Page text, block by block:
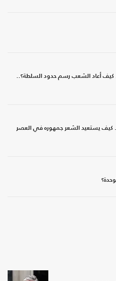
كيف أعاد الشعب رسم حدود السلطة؟..
يستعيد الشعر جمهوره في العصر